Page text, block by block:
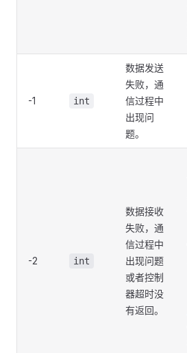
-1 int
数据发送
失败，通
信过程中
出现问
题。
-2 int
数据接收
失败，通
信过程中
出现问题
或者控制
器超时没
有返回。